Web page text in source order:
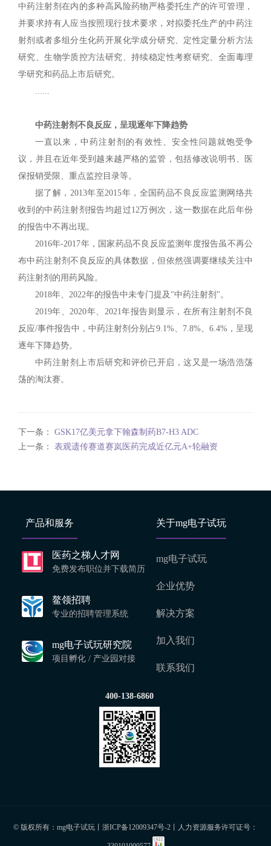
中药注射剂在内的多种高风险药物严格委托生产的许可管理，
并要求持有人应当按照现行技术要求，对拟委托生产的中药注
射剂或者多组分生化药开展化学成分研究、定性定量分析方法
研究、生物学质控方法研究、持续稳定性考察研究、全面毒理
学研究和药品上市后研究。
......
中药注射剂不良反应，呈现逐年下降趋势
一直以来，中药注射剂的有效性、安全性问题就饱受争
议，并且在近年受到越来越严格的监管，包括修改说明书、医
保报销受限、重点监控目录等。
据了解，2013年至2015年，全国药品不良反应监测网络共
收到的中药注射剂报告均超过12万例次，这一数据在此后年份
的报告中不再出现。
2016年-2017年，国家药品不良反应监测年度报告虽不再公
布中药注射剂不良反应的具体数据，但依然强调要继续关注中
药注射剂的用药风险。
2018年、2022年的报告中未专门提及"中药注射剂"。
2019年、2020年、2021年报告则显示，在所有注射剂不良
反应/事件报告中，中药注射剂分别占9.1%、7.8%、6.4%，呈现
逐年下降趋势。
中药注射剂上市后研究和评价已开启，这又是一场浩浩荡
荡的淘汰赛。
下一条： GSK17亿美元拿下翰森制药B7-H3 ADC
上一条： 表观遗传赛道赛岚医药完成近亿元A+轮融资
产品和服务
医药之梯人才网
免费发布职位并下载简历
鳌领招聘
专业的招聘管理系统
mg电子试玩研究院
项目孵化 / 产业园对接
关于mg电子试玩
mg电子试玩
企业优势
解决方案
加入我们
联系我们
400-138-6860
© 版权所有：mg电子试玩丨 浙ICP备12009347号-2 丨人力资源服务许可证号：